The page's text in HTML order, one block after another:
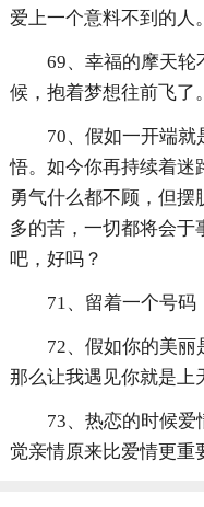
爱上一个意料不到的人
69、幸福的摩天轮
候，抱着梦想往前飞了。
70、假如一开端
悟。如今你再持续着迷
勇气什么都不顾，但
多的苦，一切都将会于
吧，好吗？
71、留着一个号码
72、假如你的美丽
那么让我遇见你就是上
73、热恋的时候
觉亲情原来比爱情更重